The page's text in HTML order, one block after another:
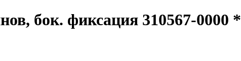
бок. фиксация 310567-0000 *